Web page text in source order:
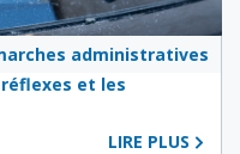
administratives
et les
LIRE PLUS